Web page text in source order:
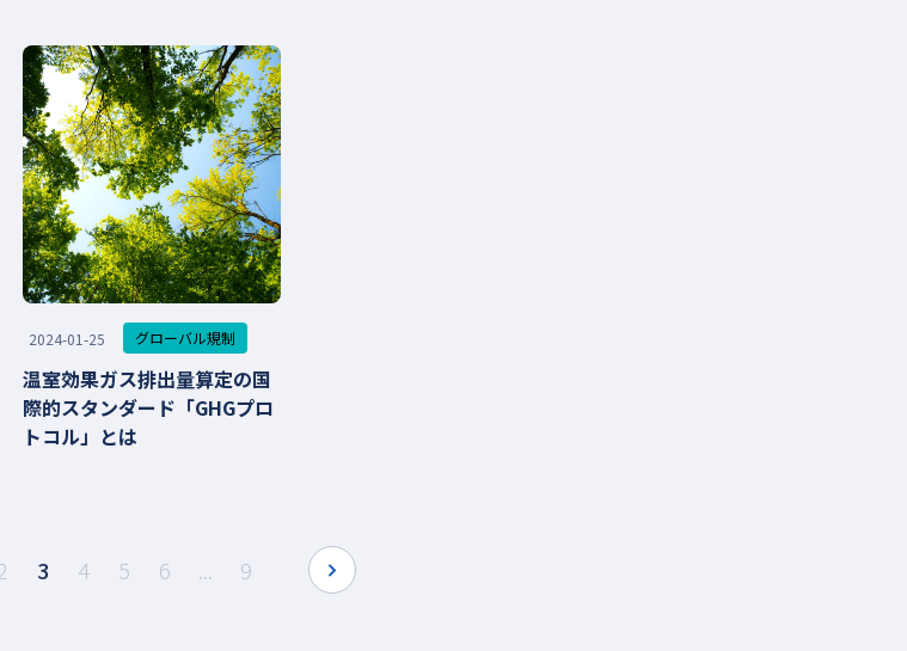
2024-01-25 グローバル規制
温室効果ガス排出量算定の国
際的スタンダード「GHGプロ
トコル」とは
3 4 5 6 ... 9 next